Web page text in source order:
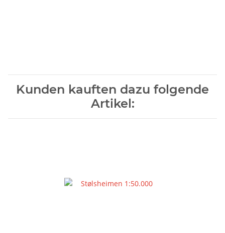
Kunden kauften dazu folgende
Artikel: